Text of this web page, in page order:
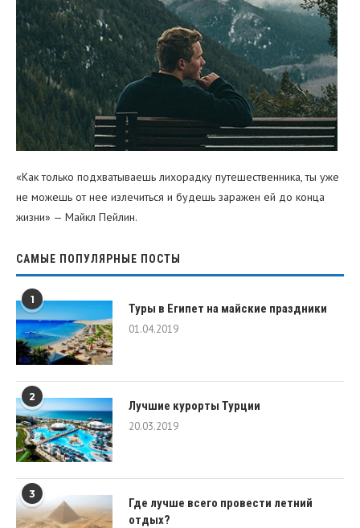
«Как только подхватываешь лихорадку путешественника, ты уже
не можешь от нее излечиться и будешь заражен ей до конца
жизни» — Майкл Пейлин.
САМЫЕ ПОПУЛЯРНЫЕ ПОСТЫ
1
Туры в Египет на майские праздники
01.04.2019
2
Лучшие курорты Турции
20.03.2019
3
Где лучше всего провести летний
отдых?